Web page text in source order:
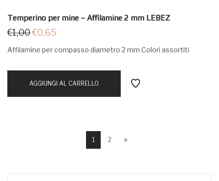
Temperino per mine – Affilamine 2 mm LEBEZ
€1,00€0,65
Affilamine per compasso diametro 2 mm Colori assortiti
AGGIUNGI AL CARRELLO
1 2